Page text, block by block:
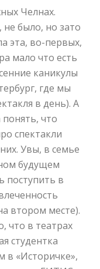
Челнах.
не было, но зато
эта, во-первых,
мало что есть
каникулы
где мы
в день). А
что
спектакли
Увы, в семье
будущем
поступить в
втором месте).
что в театрах
студентка
в «Историчке»,